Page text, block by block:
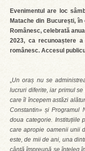
Evenimentul are loc
Matache din București,
Românesc, celebrată
2023, ca recunoaștere
românesc. Accesul
„Un oraș nu se
lucruri diferite, iar primul
care îl începem astăzi al
Constantin» și Programul
doua categorie. Instituțiile
care apropie oamenii unii
este, de mii de ani, una
cântă împreună se înțeleg